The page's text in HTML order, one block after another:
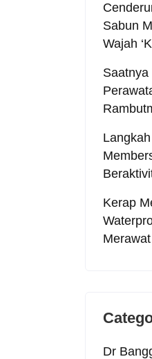
Sabun
Wajah
Kerap
Dr